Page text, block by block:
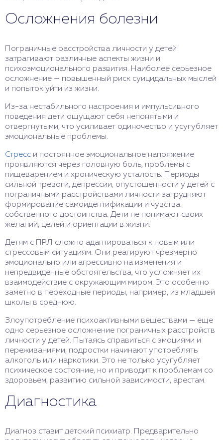
Осложнения болезни
Пограничные расстройства личности у детей
затрагивают различные аспекты жизни и
психоэмоционального развития. Наиболее серьезное
осложнение — повышенный риск суицидальных мыслей
и попыток уйти из жизни.
Из-за нестабильного настроения и импульсивного
поведения дети ощущают себя непонятыми и
отвергнутыми, что усиливает одиночество и усугубляет
эмоциональные проблемы.
Стресс и постоянное эмоциональное напряжение
проявляются через головную боль, проблемы с
пищеварением и хроническую усталость. Периоды
сильной тревоги, депрессии, опустошенности у детей с
пограничными расстройствами личности затрудняют
формирование самоидентификации и чувства
собственного достоинства. Дети не понимают своих
желаний, целей и ориентации в жизни.
Детям с ПРЛ сложно адаптироваться к новым или
стрессовым ситуациям. Они реагируют чрезмерно
эмоционально или агрессивно на изменения и
непредвиденные обстоятельства, что усложняет их
взаимодействие с окружающим миром. Это особенно
заметно в переходные периоды, например, из младшей
школы в среднюю.
Злоупотребление психоактивными веществами — еще
одно серьезное осложнение пограничных расстройств
личности у детей. Пытаясь справиться с эмоциями и
переживаниями, подростки начинают употреблять
алкоголь или наркотики. Это не только усугубляет
психическое состояние, но и приводит к проблемам со
здоровьем, развитию сильной зависимости, арестам.
Диагностика
Диагноз ставит детский психиатр. Предварительно